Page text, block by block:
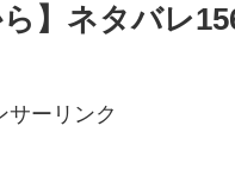
】ネタバレ
サーリンク